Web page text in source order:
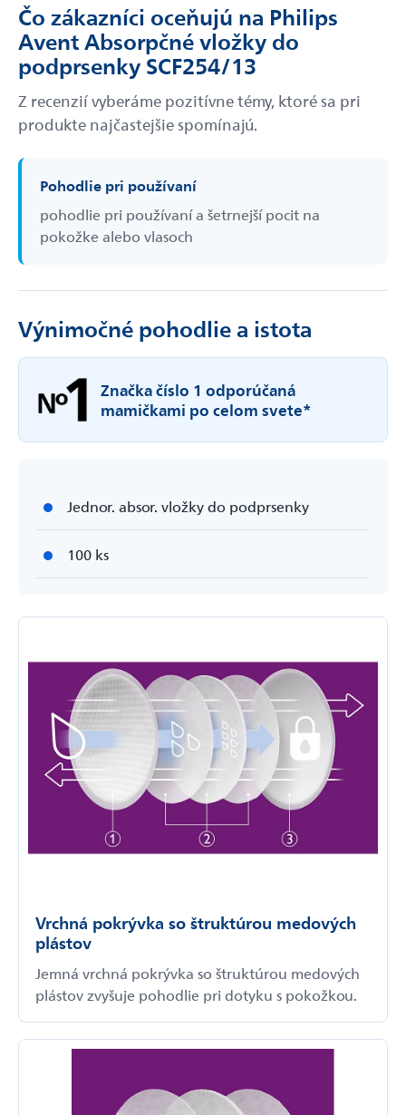
Čo zákazníci oceňujú na Philips
Avent Absorpčné vložky do
podprsenky SCF254/13
Z recenzií vyberáme pozitívne témy, ktoré sa pri
produkte najčastejšie spomínajú.
Pohodlie pri používaní
pohodlie pri používaní a šetrnejší pocit na
pokožke alebo vlasoch
Výnimočné pohodlie a istota
Značka číslo 1 odporúčaná
mamičkami po celom svete*
Jednor. absor. vložky do podprsenky
100 ks
Vrchná pokrývka so štruktúrou medových
plástov
Jemná vrchná pokrývka so štruktúrou medových
plástov zvyšuje pohodlie pri dotyku s pokožkou.